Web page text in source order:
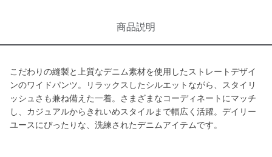
商品説明
こだわりの縫製と上質なデニム素材を使用したストレートデザイ
ンのワイドパンツ。リラックスしたシルエットながら、スタイリ
ッシュさも兼ね備えた一着。さまざまなコーディネートにマッチ
し、カジュアルからきれいめスタイルまで幅広く活躍。デイリー
ユースにぴったりな、洗練されたデニムアイテムです。